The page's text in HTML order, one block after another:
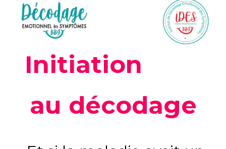
Initiation
au décodage